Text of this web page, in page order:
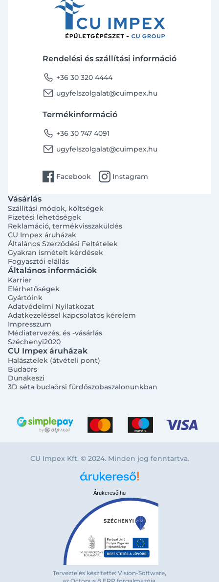
Bejelentkezés e-mail-címmel
Rendelési és szállítási információ
phone +36 30 320 4444
email ugyfelszolgalat@cuimpex.hu
Termékinformáció
phone +36 30 747 4091
email ugyfelszolgalat@cuimpex.hu
facebook Facebook instagram Instagram
Vásárlás
Szállítási módok, költségek
Fizetési lehetőségek
Reklamáció, termékvisszaküldés
CU Impex áruházak
Általános Szerződési Feltételek
Gyakran ismételt kérdések
Fogyasztói elállás
Általános információk
Karrier
Elérhetőségek
Gyártóink
Adatvédelmi Nyilatkozat
Adatkezeléssel kapcsolatos kérelem
Impresszum
Médiatervezés, és -vásárlás
Széchenyi2020
CU Impex áruházak
Halásztelek (átvételi pont)
Budaörs
Dunakeszi
3D séta budaörsi fürdőszobaszalonunkban
CU Impex Kft. © 2024. Minden jog fenntartva.
Árukereső.hu
Tervezte és készítette: Vision-Software,